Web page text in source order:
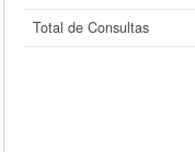
Total de Consultas